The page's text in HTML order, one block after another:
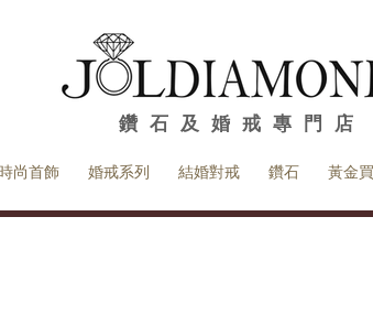
​鑽石及婚戒專門店
尚首飾 婚戒系列 結婚對戒 鑽石 黃金